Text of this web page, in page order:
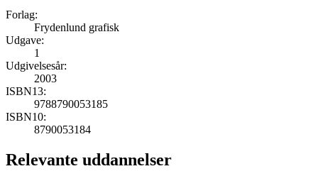
Forlag:
Frydenlund grafisk
Udgave:
1
Udgivelsesår:
2003
ISBN13:
9788790053185
ISBN10:
8790053184
Relevante uddannelser